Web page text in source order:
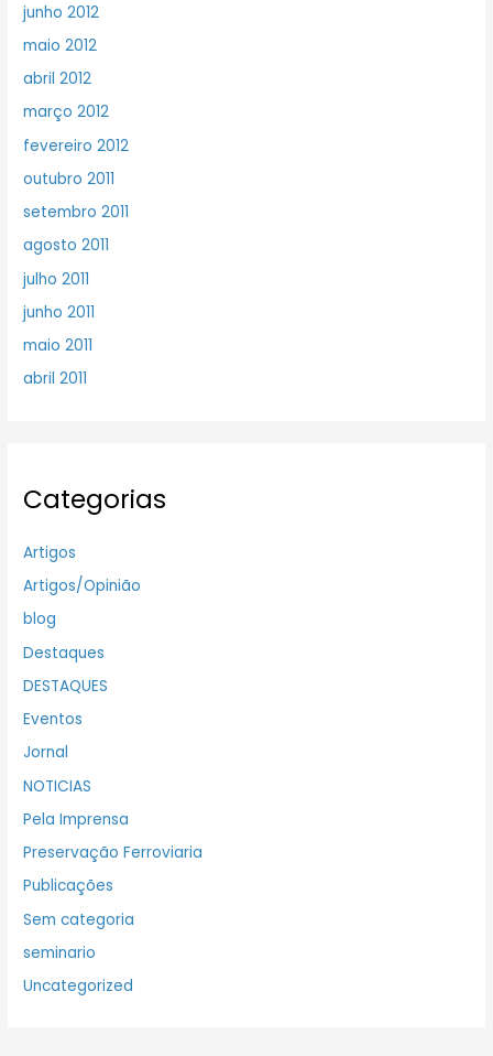
junho 2012
maio 2012
abril 2012
março 2012
fevereiro 2012
outubro 2011
setembro 2011
agosto 2011
julho 2011
junho 2011
maio 2011
abril 2011
Categorias
Artigos
Artigos/Opinião
blog
Destaques
DESTAQUES
Eventos
Jornal
NOTICIAS
Pela Imprensa
Preservação Ferroviaria
Publicações
Sem categoria
seminario
Uncategorized